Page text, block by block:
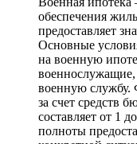
обеспечения
предоставляет
Основные
на военную
военнослужащие,
военную службу.
за счет средств
составляет от 1
полноты